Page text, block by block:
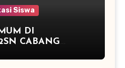
Siswa
DI
CABANG